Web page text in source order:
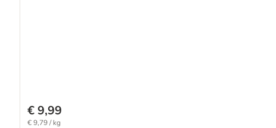
€ 9,99
€ 9,79 / kg